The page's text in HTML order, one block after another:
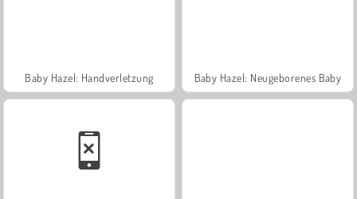
Baby Hazel: Handverletzung Baby Hazel: Neugeborenes Baby